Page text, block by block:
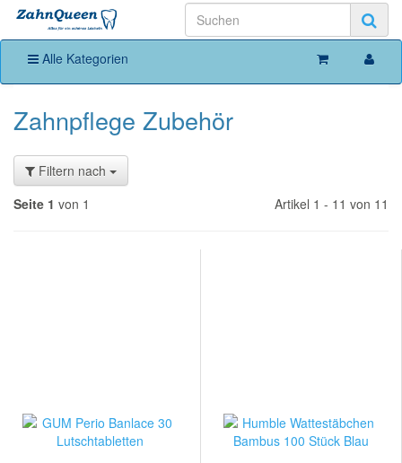
Alle Kategorien
Zahnpflege Zubehör
Filtern nach
Seite 1 von 1 Artikel 1 - 11 von 11